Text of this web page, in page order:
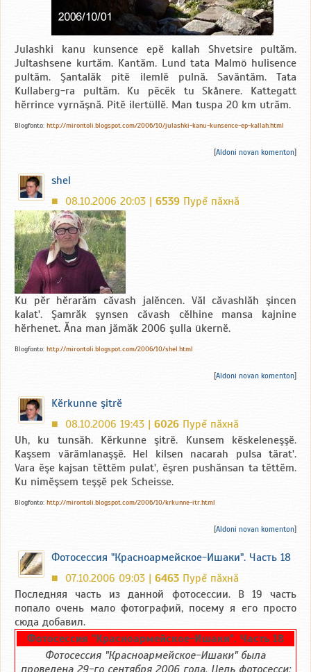
Julashki kanu kunsence epӗ kallah Shvetsire pultӑm.
Jultashsene kurtӑm. Kantӑm. Lund tata Malmö hulisence
pultӑm. Şantalӑk pitӗ ilemlӗ pulnӑ. Savӑntӑm. Tata
Kullaberg-ra pultӑm. Ku pӗcӗk tu Skånere. Kattegatt
hӗrrince vyrnӑşnӑ. Pitӗ ilertüllӗ. Man tuspa 20 km utrӑm.
Blogfonto: http://mirontoli.blogspot.com/2006/10/julashki-kanu-kunsence-ep-kallah.html
[Aldoni novan komenton]
shel
■ 08.10.2006 20:03 | 6539 Пурĕ пăхнă
Ku pӗr hӗrarӑm cӑvash jalӗncen. Vӑl cӑvashlӑh şincen
kalat'. Şamrӑk şynsen cӑvash cӗlhine mansa kajnine
hӗrhenet. Ӑna man jӑmӑk 2006 şulla ükernӗ.
Blogfonto: http://mirontoli.blogspot.com/2006/10/shel.html
[Aldoni novan komenton]
Kӗrkunne şitrӗ
■ 08.10.2006 19:43 | 6026 Пурĕ пăхнă
Uh, ku tunsӑh. Kӗrkunne şitrӗ. Kunsem kӗskeleneşşӗ.
Kaşsem vӑrӑmlanaşşӗ. Hel kilsen nacarah pulsa tӑrat'.
Vara ӗşe kajsan tӗttӗm pulat', ӗşren pushӑnsan ta tӗttӗm.
Ku nimӗşsem teşşӗ pek Scheisse.
Blogfonto: http://mirontoli.blogspot.com/2006/10/krkunne-itr.html
[Aldoni novan komenton]
Фотосессия "Красноармейское-Ишаки". Часть 18
■ 07.10.2006 09:03 | 6463 Пурĕ пăхнă
Последняя часть из данной фотосессии. В 19 часть
попало очень мало фотографий, посему я его просто
сюда добавил.
Фотосессия "Красноармейское-Ишаки". Часть 18
Фотосессия "Красноармейское-Ишаки" была